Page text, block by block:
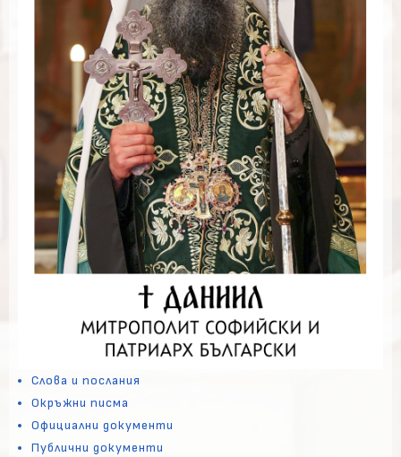
Слова и послания
Окръжни писма
Официални документи
Публични документи